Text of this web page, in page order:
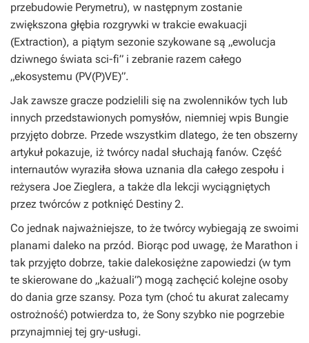
przebudowie Perymetru), w następnym zostanie
zwiększona głębia rozgrywki w trakcie ewakuacji
(Extraction), a piątym sezonie szykowane są „ewolucja
dziwnego świata sci-fi” i zebranie razem całego
„ekosystemu (PV(P)VE)”.
Jak zawsze gracze podzielili się na zwolenników tych lub
innych przedstawionych pomysłów, niemniej wpis Bungie
przyjęto dobrze. Przede wszystkim dlatego, że ten obszerny
artykuł pokazuje, iż twórcy nadal słuchają fanów. Część
internautów wyraziła słowa uznania dla całego zespołu i
reżysera Joe Zieglera, a także dla lekcji wyciągniętych
przez twórców z potknięć Destiny 2.
Co jednak najważniejsze, to że twórcy wybiegają ze swoimi
planami daleko na przód. Biorąc pod uwagę, że Marathon i
tak przyjęto dobrze, takie dalekosiężne zapowiedzi (w tym
te skierowane do „każuali”) mogą zachęcić kolejne osoby
do dania grze szansy. Poza tym (choć tu akurat zalecamy
ostrożność) potwierdza to, że Sony szybko nie pogrzebie
przynajmniej tej gry-usługi.